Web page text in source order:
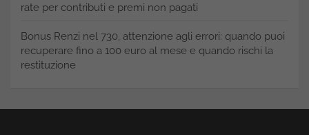
rate per contributi e premi non pagati
Bonus Renzi nel 730, attenzione agli errori: quando puoi
recuperare fino a 100 euro al mese e quando rischi la
restituzione